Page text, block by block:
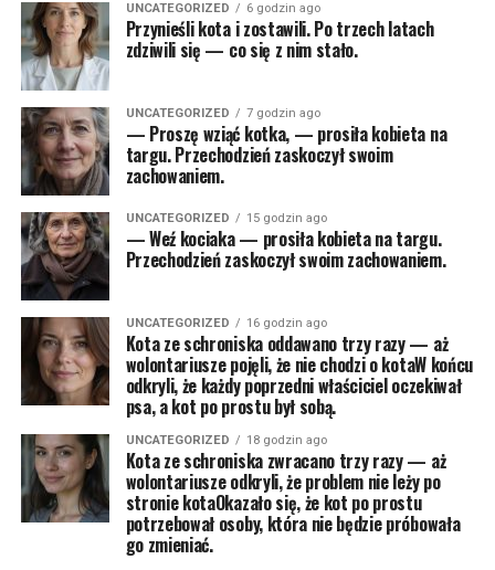
UNCATEGORIZED 6 godzin ago
Przynieśli kota i zostawili. Po trzech latach
zdziwili się — co się z nim stało.
UNCATEGORIZED 7 godzin ago
— Proszę wziąć kotka, — prosiła kobieta na
targu. Przechodzień zaskoczył swoim
zachowaniem.
UNCATEGORIZED 15 godzin ago
— Weź kociaka — prosiła kobieta na targu.
Przechodzień zaskoczył swoim zachowaniem.
UNCATEGORIZED 16 godzin ago
Kota ze schroniska oddawano trzy razy — aż
wolontariusze pojęli, że nie chodzi o kotaW końcu
odkryli, że każdy poprzedni właściciel oczekiwał
psa, a kot po prostu był sobą.
UNCATEGORIZED 18 godzin ago
Kota ze schroniska zwracano trzy razy — aż
wolontariusze odkryli, że problem nie leży po
stronie kotaOkazało się, że kot po prostu
potrzebował osoby, która nie będzie próbowała
go zmieniać.